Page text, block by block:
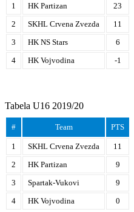
1 HK Partizan
23
2
SKHL Crvena Zvezda
11
3
HK NS Stars
6
4
HK Vojvodina -1
Tabela U16 2019/20
# Team PTS
1 SKHL Crvena Zvezda
11
2
HK Partizan
9
3
Spartak-Vukovi
9
4
HK Vojvodina 0